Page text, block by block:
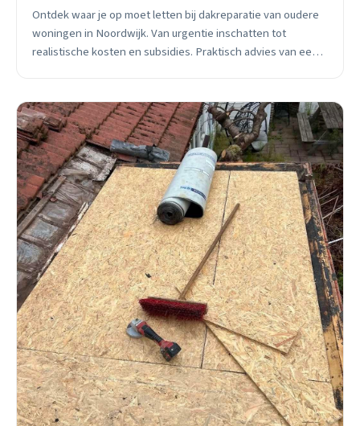
Ontdek waar je op moet letten bij dakreparatie van oudere
woningen in Noordwijk. Van urgentie inschatten tot
realistische kosten en subsidies. Praktisch advies van een